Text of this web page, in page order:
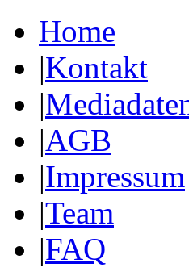
Home
|Kontakt
|
|AGB
|Impressum
|Team
|FAQ